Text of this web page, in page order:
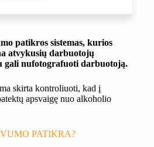
patikros sistemas, kurios
atvykusių darbuotojų
gali nufotografuoti darbuotoją.
skirta kontroliuoti, kad į
apsvaigę nuo alkoholio
PATIKRA?